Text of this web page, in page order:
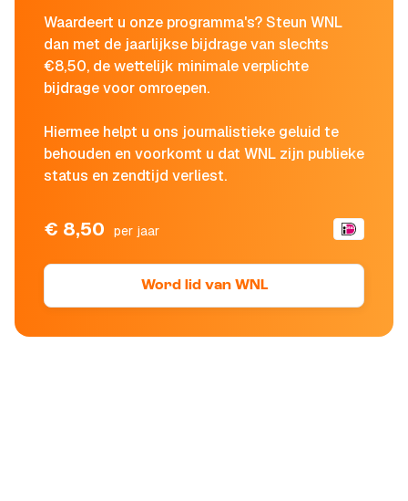
Waardeert u onze programma's? Steun WNL
dan met de jaarlijkse bijdrage van slechts
€8,50, de wettelijk minimale verplichte
bijdrage voor omroepen.
Hiermee helpt u ons journalistieke geluid te
behouden en voorkomt u dat WNL zijn publieke
status en zendtijd verliest.
€ 8,50 per jaar
Word lid van WNL